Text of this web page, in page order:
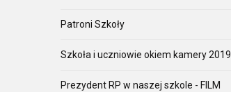
Patroni Szkoły
Szkoła i uczniowie okiem kamery 2019
Prezydent RP w naszej szkole - FILM